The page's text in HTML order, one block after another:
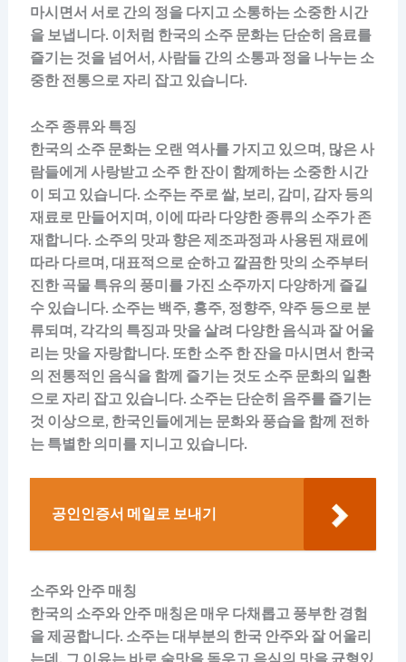
마시면서 서로 간의 정을 다지고 소통하는 소중한 시간
을 보냅니다. 이처럼 한국의 소주 문화는 단순히 음료를
즐기는 것을 넘어서, 사람들 간의 소통과 정을 나누는 소
중한 전통으로 자리 잡고 있습니다.
소주 종류와 특징
한국의 소주 문화는 오랜 역사를 가지고 있으며, 많은 사
람들에게 사랑받고 소주 한 잔이 함께하는 소중한 시간
이 되고 있습니다. 소주는 주로 쌀, 보리, 감미, 감자 등의
재료로 만들어지며, 이에 따라 다양한 종류의 소주가 존
재합니다. 소주의 맛과 향은 제조과정과 사용된 재료에
따라 다르며, 대표적으로 순하고 깔끔한 맛의 소주부터
진한 곡물 특유의 풍미를 가진 소주까지 다양하게 즐길
수 있습니다. 소주는 백주, 홍주, 정향주, 약주 등으로 분
류되며, 각각의 특징과 맛을 살려 다양한 음식과 잘 어울
리는 맛을 자랑합니다. 또한 소주 한 잔을 마시면서 한국
의 전통적인 음식을 함께 즐기는 것도 소주 문화의 일환
으로 자리 잡고 있습니다. 소주는 단순히 음주를 즐기는
것 이상으로, 한국인들에게는 문화와 풍습을 함께 전하
는 특별한 의미를 지니고 있습니다.
공인인증서 메일로 보내기
소주와 안주 매칭
한국의 소주와 안주 매칭은 매우 다채롭고 풍부한 경험
을 제공합니다. 소주는 대부분의 한국 안주와 잘 어울리